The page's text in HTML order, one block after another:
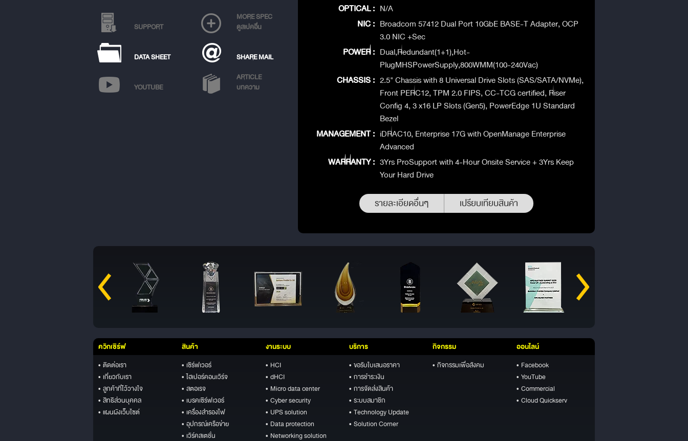
SUPPORT
MORE SPEC
ดูสเปคอื่น
DATA SHEET SHARE MAIL
YOUTUBE
ARTICLE
บทความ
OPTICAL : N/A
NIC : Broadcom 57412 Dual Port 10GbE BASE-T Adapter, OCP
3.0 NIC +Sec
POWER : Dual,Redundant(1+1),Hot-
PlugMHSPowerSupply,800WMM(100-240Vac)
CHASSIS : 2.5" Chassis with 8 Universal Drive Slots (SAS/SATA/NVMe),
Front PERC12, TPM 2.0 FIPS, CC-TCG certified, Riser
Config 4, 3 x16 LP Slots (Gen5), PowerEdge 1U Standard
Bezel
MANAGEMENT : iDRAC10, Enterprise 17G with OpenManage Enterprise
Advanced
WARRANTY : 3Yrs ProSupport with 4-Hour Onsite Service + 3Yrs Keep
Your Hard Drive
รายละเอียดอื่นๆ เปรียบเทียบสินค้า
ควิกเซิร์ฟ
• ติดต่อเรา
• เกี่ยวกับเรา
• ลูกค้าที่ไว้วางใจ
• สิทธิส่วนบุคคล
• แผนผังเว็บไซต์
สินค้า
• เซิร์ฟเวอร์
• ไฮเปอร์คอนเวิร์จ
• สตอเรจ
• เบรคเซิร์ฟเวอร์
• เครื่องสำรองไฟ
• อุปกรณ์เครือข่าย
• เวิร์คสเตชั่น
งานระบบ
• HCI
• dHCI
• Micro data center
• Cyber security
• UPS solution
• Data protection
• Networking solution
บริการ
• ขอรับใบเสนอราคา
• การชำระเงิน
• การจัดส่งสินค้า
• ระบบสมาชิก
• Technology Update
• Solution Corner
กิจกรรม
• กิจกรรมเพื่อสังคม
ออนไลน์
• Facebook
• YouTube
• Commercial
• Cloud Quickserv